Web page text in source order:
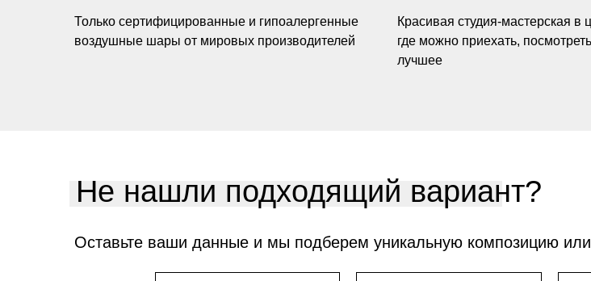
Только сертифицированные и гипоалергенные
воздушные шары от мировых производителей
Красивая студия-мастерская в
где можно приехать,
лучшее
Не нашли подходящий вариант?
Оставьте ваши данные и мы подберем уникальную композицию